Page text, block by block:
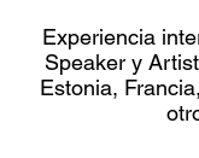
Experiencia
Speaker y
Estonia,